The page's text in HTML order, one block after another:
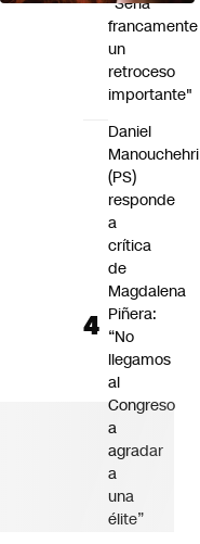
francamente
un
retroceso
importante"
Daniel
Manouchehri
(PS)
responde
a
crítica
de
Magdalena
Piñera:
“No
llegamos
al
Congreso
a
agradar
a
una
élite”